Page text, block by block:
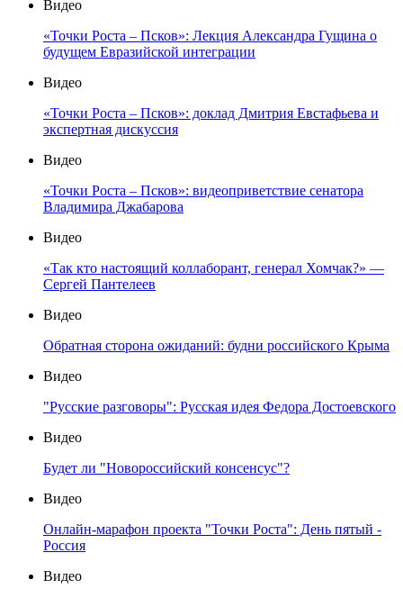
Видео
«Точки Роста – Псков»: Лекция Александра Гущина о
будущем Евразийской интеграции
Видео
«Точки Роста – Псков»: доклад Дмитрия Евстафьева и
экспертная дискуссия
Видео
«Точки Роста – Псков»: видеоприветствие сенатора
Владимира Джабарова
Видео
«Так кто настоящий коллаборант, генерал Хомчак?» —
Сергей Пантелеев
Видео
Обратная сторона ожиданий: будни российского Крыма
Видео
"Русские разговоры": Русская идея Федора Достоевского
Видео
Будет ли "Новороссийский консенсус"?
Видео
Онлайн-марафон проекта "Точки Роста": День пятый -
Россия
Видео